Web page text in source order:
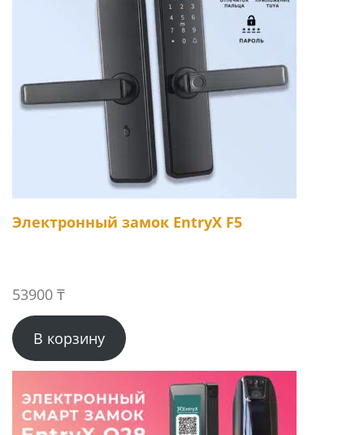
Электронный замок EntryX F5
53900 ₸
В корзину